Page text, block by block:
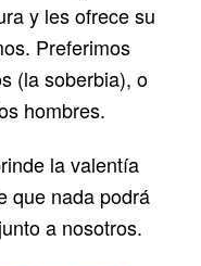
y les ofrece su
Preferimos
(la soberbia), o
hombres.
la valentía
que nada podrá
a nosotros.